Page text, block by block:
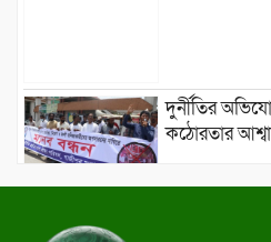
দুর্নীতির
কঠোরতার